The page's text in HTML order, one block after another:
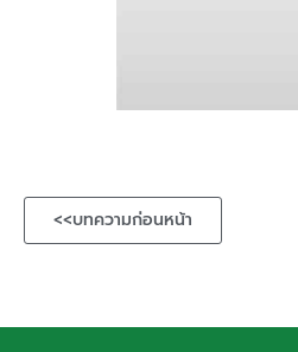
<<บทความก่อนหน้า